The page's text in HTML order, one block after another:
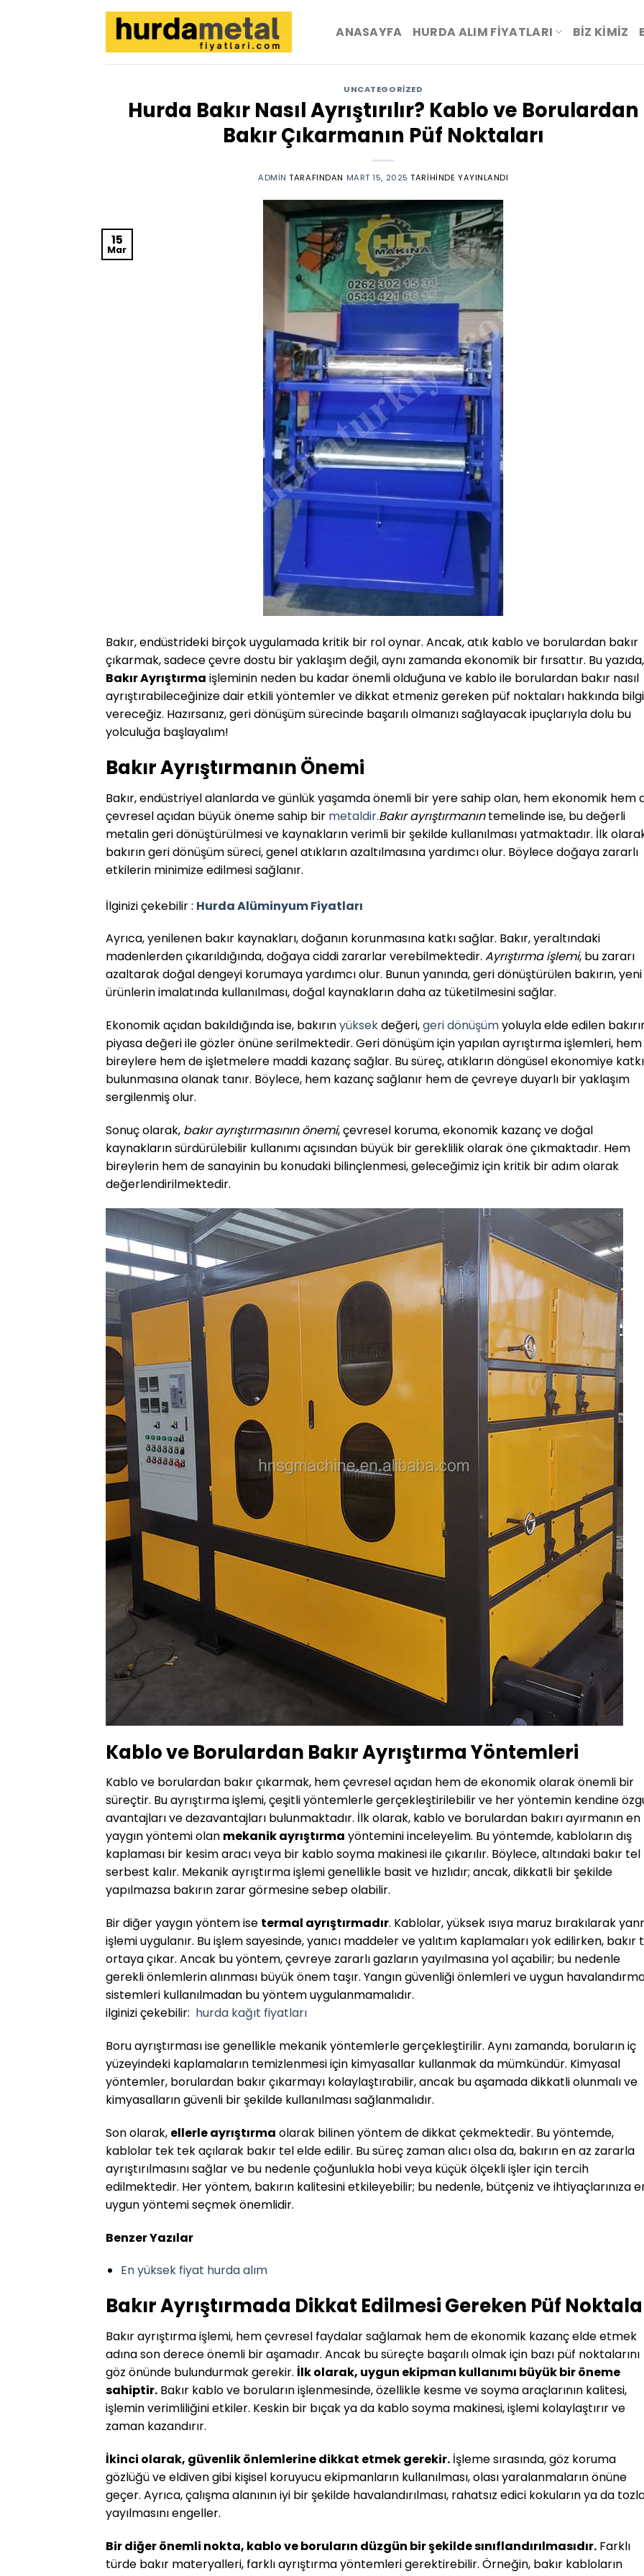
ANASAYFA HURDA ALIM FİYATLARI BIZ KIMIZ
UNCATEGORIZED
Hurda Bakır Nasıl Ayrıştırılır? Kablo ve Borulardan
Bakır Çıkarmanın Püf Noktaları
ADMIN TARAFINDAN MART 15, 2025 TARIHINDE YAYINLANDI
15
Mar
Bakır, endüstrideki birçok uygulamada kritik bir rol oynar. Ancak, atık kablo ve borulardan bakır
çıkarmak, sadece çevre dostu bir yaklaşım değil, aynı zamanda ekonomik bir fırsattır. Bu yazıda,
Bakır Ayrıştırma işleminin neden bu kadar önemli olduğuna ve kablo ile borulardan bakır nasıl
ayrıştırabileceğinize dair etkili yöntemler ve dikkat etmeniz gereken püf noktaları hakkında bilgi
vereceğiz. Hazırsanız, geri dönüşüm sürecinde başarılı olmanızı sağlayacak ipuçlarıyla dolu bu
yolculuğa başlayalım!
Bakır Ayrıştırmanın Önemi
Bakır, endüstriyel alanlarda ve günlük yaşamda önemli bir yere sahip olan, hem ekonomik hem
çevresel açıdan büyük öneme sahip bir metaldir.Bakır ayrıştırmanıntemelinde ise, bu değerli
metalin geri dönüştürülmesi ve kaynakların verimli bir şekilde kullanılması yatmaktadır. İlk
bakırın geri dönüşüm süreci, genel atıkların azaltılmasına yardımcı olur. Böylece doğaya zararlı
etkilerin minimize edilmesi sağlanır.
İlginizi çekebilir : Hurda Alüminyum Fiyatları
Ayrıca, yenilenen bakır kaynakları, doğanın korunmasına katkı sağlar. Bakır, yeraltındaki
madenlerden çıkarıldığında, doğaya ciddi zararlar verebilmektedir. Ayrıştırma işlemi, bu zararı
azaltarak doğal dengeyi korumaya yardımcı olur. Bunun yanında, geri dönüştürülen bakırın, yeni
ürünlerin imalatında kullanılması, doğal kaynakların daha az tüketilmesini sağlar.
Ekonomik açıdan bakıldığında ise, bakırınyüksekdeğeri,geri dönüşümyoluyla elde edilen
piyasa değeri ile gözler önüne serilmektedir. Geri dönüşüm için yapılan ayrıştırma işlemleri, hem
bireylere hem de işletmelere maddi kazanç sağlar. Bu süreç, atıkların döngüsel ekonomiye
bulunmasına olanak tanır. Böylece, hem kazanç sağlanır hem de çevreye duyarlı bir yaklaşım
sergilenmiş olur.
Sonuç olarak, bakır ayrıştırmasının önemi, çevresel koruma, ekonomik kazanç ve doğal
kaynakların sürdürülebilir kullanımı açısından büyük bir gereklilik olarak öne çıkmaktadır. Hem
bireylerin hem de sanayinin bu konudaki bilinçlenmesi, geleceğimiz için kritik bir adım olarak
değerlendirilmektedir.
Kablo ve Borulardan Bakır Ayrıştırma Yöntemleri
Kablo ve borulardan bakır çıkarmak, hem çevresel açıdan hem de ekonomik olarak önemli bir
süreçtir. Bu ayrıştırma işlemi, çeşitli yöntemlerle gerçekleştirilebilir ve her yöntemin kendine
avantajları ve dezavantajları bulunmaktadır. İlk olarak, kablo ve borulardan bakırı ayırmanın en
yaygın yöntemi olan mekanik ayrıştırma yöntemini inceleyelim. Bu yöntemde, kabloların dış
kaplaması bir kesim aracı veya bir kablo soyma makinesi ile çıkarılır. Böylece, altındaki bakır tel
serbest kalır. Mekanik ayrıştırma işlemi genellikle basit ve hızlıdır; ancak, dikkatli bir şekilde
yapılmazsa bakırın zarar görmesine sebep olabilir.
Bir diğer yaygın yöntem ise termal ayrıştırmadır. Kablolar, yüksek ısıya maruz bırakılarak
işlemi uygulanır. Bu işlem sayesinde, yanıcı maddeler ve yalıtım kaplamaları yok edilirken, bakır
ortaya çıkar. Ancak bu yöntem, çevreye zararlı gazların yayılmasına yol açabilir; bu nedenle
gerekli önlemlerin alınması büyük önem taşır. Yangın güvenliği önlemleri ve uygun
sistemleri kullanılmadan bu yöntem uygulanmamalıdır.
ilginizi çekebilir: hurda kağıt fiyatları
Boru ayrıştırması ise genellikle mekanik yöntemlerle gerçekleştirilir. Aynı zamanda, boruların iç
yüzeyindeki kaplamaların temizlenmesi için kimyasallar kullanmak da mümkündür. Kimyasal
yöntemler, borulardan bakır çıkarmayı kolaylaştırabilir, ancak bu aşamada dikkatli olunmalı ve
kimyasalların güvenli bir şekilde kullanılması sağlanmalıdır.
Son olarak, ellerle ayrıştırma olarak bilinen yöntem de dikkat çekmektedir. Bu yöntemde,
kablolar tek tek açılarak bakır tel elde edilir. Bu süreç zaman alıcı olsa da, bakırın en az zararla
ayrıştırılmasını sağlar ve bu nedenle çoğunlukla hobi veya küçük ölçekli işler için tercih
edilmektedir. Her yöntem, bakırın kalitesini etkileyebilir; bu nedenle, bütçeniz ve ihtiyaçlarınıza
uygun yöntemi seçmek önemlidir.
Benzer Yazılar
En yüksek fiyat hurda alım
Bakır Ayrıştırmada Dikkat Edilmesi Gereken Püf
Bakır ayrıştırma işlemi, hem çevresel faydalar sağlamak hem de ekonomik kazanç elde etmek
adına son derece önemli bir aşamadır. Ancak bu süreçte başarılı olmak için bazı püf noktalarını
göz önünde bulundurmak gerekir. İlk olarak, uygun ekipman kullanımı büyük bir öneme
sahiptir. Bakır kablo ve boruların işlenmesinde, özellikle kesme ve soyma araçlarının kalitesi,
işlemin verimliliğini etkiler. Keskin bir bıçak ya da kablo soyma makinesi, işlemi kolaylaştırır ve
zaman kazandırır.
İkinci olarak, güvenlik önlemlerine dikkat etmek gerekir. İşleme sırasında, göz koruma
gözlüğü ve eldiven gibi kişisel koruyucu ekipmanların kullanılması, olası yaralanmaların önüne
geçer. Ayrıca, çalışma alanının iyi bir şekilde havalandırılması, rahatsız edici kokuların ya da
yayılmasını engeller.
Bir diğer önemli nokta, kablo ve boruların düzgün bir şekilde sınıflandırılmasıdır. Farklı
türde bakır materyalleri, farklı ayrıştırma yöntemleri gerektirebilir. Örneğin, bakır kabloların